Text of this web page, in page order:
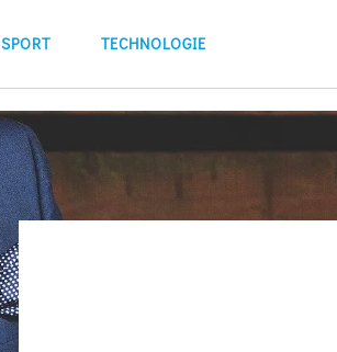
SPORT TECHNOLOGIE